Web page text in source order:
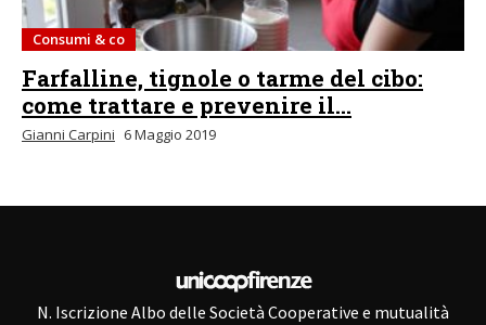
Consumi & co
Farfalline, tignole o tarme del cibo:
come trattare e prevenire il...
Gianni Carpini 6 Maggio 2019
N. Iscrizione Albo delle Società Cooperative e mutualità